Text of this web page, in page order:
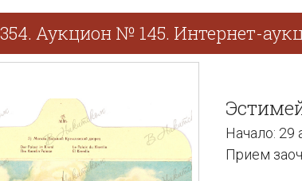
Аукцион № 145. Интернет-
Начало: 29
Прием